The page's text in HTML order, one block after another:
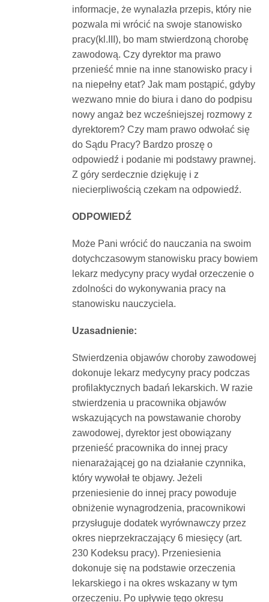
informacje, że wynalazła przepis, który nie
pozwala mi wrócić na swoje stanowisko
pracy(kl.III), bo mam stwierdzoną chorobę
zawodową. Czy dyrektor ma prawo
przenieść mnie na inne stanowisko pracy i
na niepełny etat? Jak mam postąpić, gdyby
wezwano mnie do biura i dano do podpisu
nowy angaż bez wcześniejszej rozmowy z
dyrektorem? Czy mam prawo odwołać się
do Sądu Pracy? Bardzo proszę o
odpowiedź i podanie mi podstawy prawnej.
Z góry serdecznie dziękuję i z
niecierpliwością czekam na odpowiedź.
ODPOWIEDŹ
Może Pani wrócić do nauczania na swoim
dotychczasowym stanowisku pracy bowiem
lekarz medycyny pracy wydał orzeczenie o
zdolności do wykonywania pracy na
stanowisku nauczyciela.
Uzasadnienie:
Stwierdzenia objawów choroby zawodowej
dokonuje lekarz medycyny pracy podczas
profilaktycznych badań lekarskich. W razie
stwierdzenia u pracownika objawów
wskazujących na powstawanie choroby
zawodowej, dyrektor jest obowiązany
przenieść pracownika do innej pracy
nienarażającej go na działanie czynnika,
który wywołał te objawy. Jeżeli
przeniesienie do innej pracy powoduje
obniżenie wynagrodzenia, pracownikowi
przysługuje dodatek wyrównawczy przez
okres nieprzekraczający 6 miesięcy (art.
230 Kodeksu pracy). Przeniesienia
dokonuje się na podstawie orzeczenia
lekarskiego i na okres wskazany w tym
orzeczeniu. Po upływie tego okresu